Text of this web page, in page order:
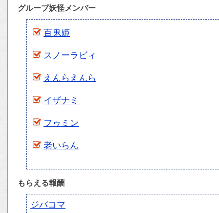
グループ妖怪メンバー
百鬼姫
スノーラビィ
えんらえんら
イザナミ
フゥミン
老いらん
もらえる報酬
ジバコマ